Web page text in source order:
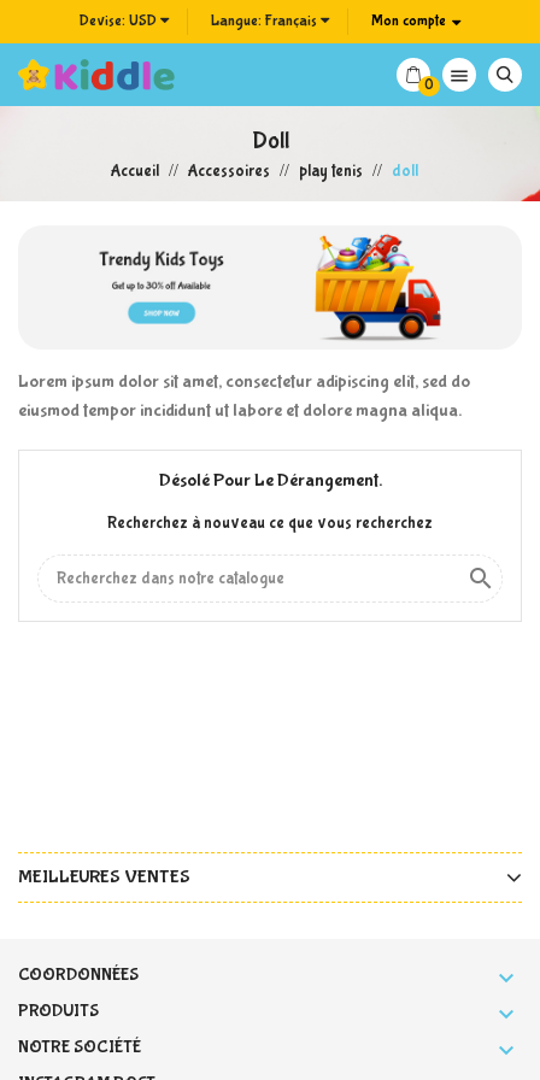
Devise: USD Langue: Français Mon compte
0 
Doll
Accueil Accessoires play tenis doll
Lorem ipsum dolor sit amet, consectetur adipiscing elit, sed do
eiusmod tempor incididunt ut labore et dolore magna aliqua.
Désolé Pour Le Dérangement.
Recherchez à nouveau ce que vous recherchez

MEILLEURES VENTES
COORDONNÉES 
PRODUITS 
NOTRE SOCIÉTÉ 